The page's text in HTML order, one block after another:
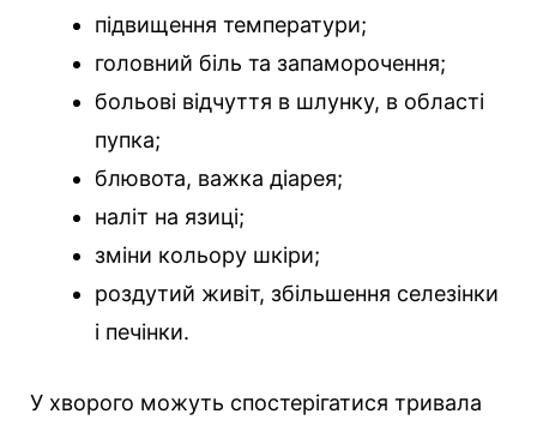
підвищення температури;
головний біль та запаморочення;
больові відчуття в шлунку, в області
пупка;
блювота, важка діарея;
наліт на язиці;
зміни кольору шкіри;
роздутий живіт, збільшення селезінки
і печінки.
У хворого можуть спостерігатися тривала